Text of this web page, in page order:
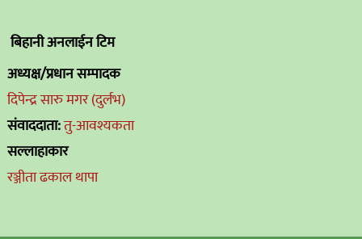
बिहानी अनलाईन टिम
अध्यक्ष/प्रधान सम्पादक
दिपेन्द्र सारु मगर (दुर्लभ)
संवाददाता:तु-आवश्यकता
सल्लाहाकार
रञ्जीता ढकाल थापा